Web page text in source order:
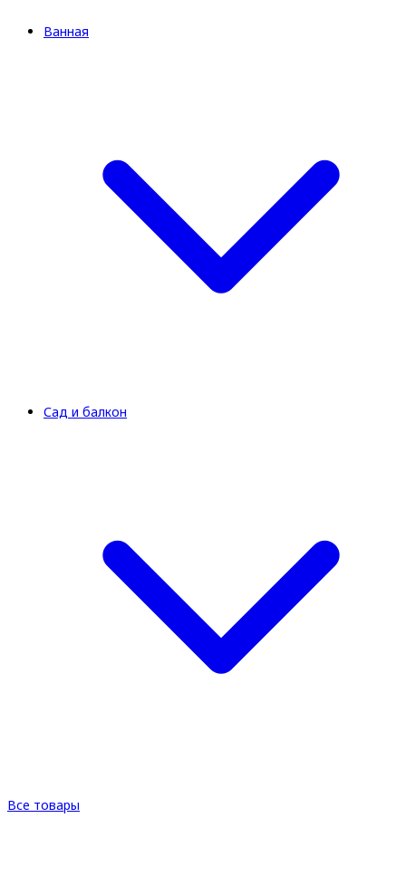
Ванная
Сад и балкон
Все товары